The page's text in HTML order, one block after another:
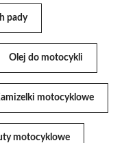
pady
Olej do motocykli
motocyklowe
motocyklowe